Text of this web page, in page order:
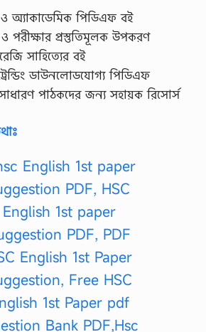
অ্যাকাডেমিক পিডিএফ বই
ও পরীক্ষার প্রস্তুতিমূলক উপকরণ
সাহিত্যের বই
ডাউনলোডযোগ্য পিডিএফ
সাধারণ পাঠকদের জন্য সহায়ক রিসোর্স